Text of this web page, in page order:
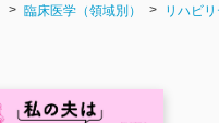
臨床医学（領域別） リハビ